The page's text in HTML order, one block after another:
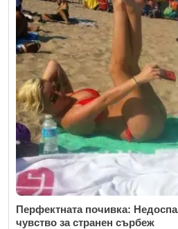
Перфектната почивка:
чувство за странен сърбеж